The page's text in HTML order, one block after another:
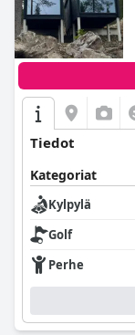
Tiedot
Kategoriat
Kylpylä
Golf
Perhe